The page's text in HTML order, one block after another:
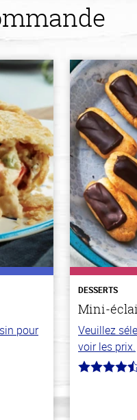
pour
DESSERTS
Mini-
Veuillez
voir les prix.
4.7